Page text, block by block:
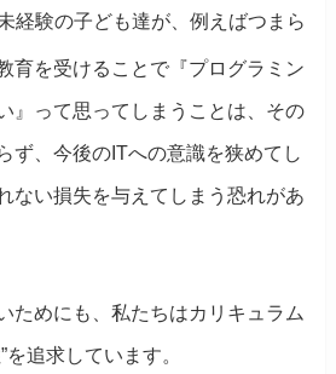
経験の子ども達が、例えばつまら
育を受けることで『プログラミン
』って思ってしまうことは、その
ず、今後のITへの意識を狭めてし
ない損失を与えてしまう恐れがあ
ためにも、私たちはカリキュラム
を追求しています。